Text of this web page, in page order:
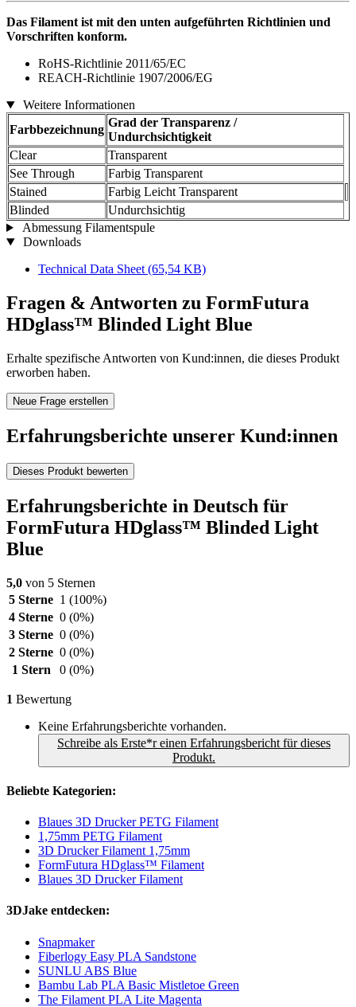
Das Filament ist mit den unten aufgeführten Richtlinien und
Vorschriften konform.
RoHS-Richtlinie 2011/65/EC
REACH-Richtlinie 1907/2006/EG
Weitere Informationen
Farbbezeichnung
Grad der Transparenz /
Undurchsichtigkeit
Clear
Transparent
See Through
Farbig Transparent
Stained
Farbig Leicht Transparent
Blinded
Undurchsichtig
Abmessung Filamentspule
Downloads
Technical Data Sheet (65,54 KB)
Fragen & Antworten zu FormFutura
HDglass™ Blinded Light Blue
Erhalte spezifische Antworten von Kund:innen, die dieses Produkt
erworben haben.
Neue Frage erstellen
Erfahrungsberichte unserer Kund:innen
Dieses Produkt bewerten
Erfahrungsberichte in Deutsch für
FormFutura HDglass™ Blinded Light
Blue
5,0 von 5 Sternen
5 Sterne 1 (100%)
4 Sterne 0 (0%)
3 Sterne 0 (0%)
2 Sterne 0 (0%)
1 Stern
0 (0%)
1 Bewertung
Keine Erfahrungsberichte vorhanden.
Schreibe als Erste*r einen Erfahrungsbericht für dieses
Produkt.
Beliebte Kategorien:
Blaues 3D Drucker PETG Filament
1,75mm PETG Filament
3D Drucker Filament 1,75mm
FormFutura HDglass™ Filament
Blaues 3D Drucker Filament
3DJake entdecken:
Snapmaker
Fiberlogy Easy PLA Sandstone
SUNLU ABS Blue
Bambu Lab PLA Basic Mistletoe Green
The Filament PLA Lite Magenta